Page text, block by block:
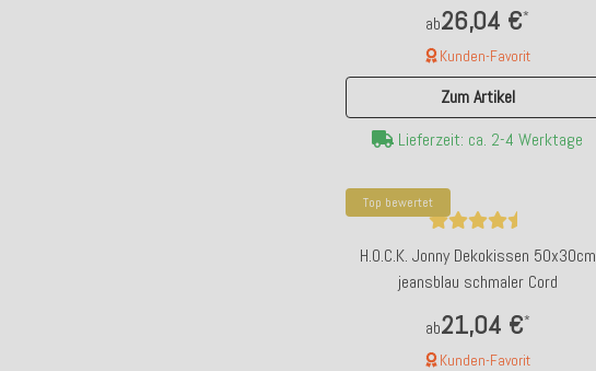
ab26,04 €*
Kunden-Favorit
Zum Artikel
Lieferzeit: ca. 2-4 Werktage
Top bewertet
H.O.C.K. Jonny Dekokissen 50x30cm
jeansblau schmaler Cord
ab21,04 €*
Kunden-Favorit